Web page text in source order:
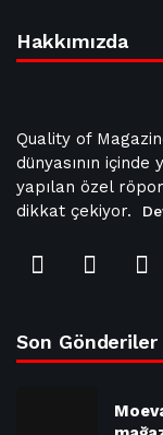
Hakkımızda
Quality of
dünyasının
yapılan özel
dikkat çekiyor.
Son Gönderiler